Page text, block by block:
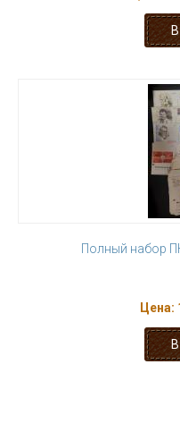
Полный набор
Цена: